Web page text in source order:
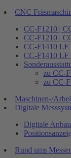
CNC
CC-F1210 |
CC-F1210 |
CC-F1410 LF
CC-F1410 LF
zu CC-
zu CC-
Maschinen-/
Digitale
Digitale
Rund ums